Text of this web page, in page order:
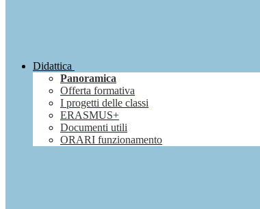
Didattica
Panoramica
Offerta formativa
I progetti delle classi
ERASMUS+
Documenti utili
ORARI funzionamento